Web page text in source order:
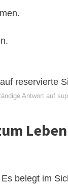
reservierte
Antwort auf
belegt im